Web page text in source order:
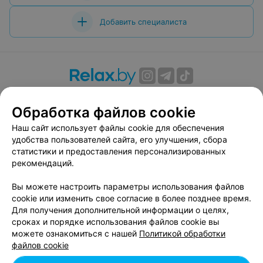
Добавить специалиста
Вакансии
Публичный договор
Способы оплаты
Публичный договор по использованию сервиса
«Афиша»
Пользовательское соглашение
Связаться по вопросам сотрудничества
Написать руководителю relax.by
Персональные настройки cookie
Обработка персональных данных
Обработка файлов cookie
Наш сайт использует файлы cookie для обеспечения
удобства пользователей сайта, его улучшения, сбора
статистики и предоставления персонализированных
рекомендаций.
Вы можете настроить параметры использования файлов
cookie или изменить свое согласие в более позднее время.
Для получения дополнительной информации о целях,
сроках и порядке использования файлов cookie вы
можете ознакомиться с нашей Политикой обработки
файлов cookie